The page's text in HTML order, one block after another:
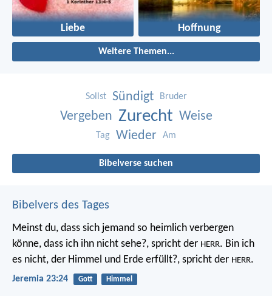
Liebe Hoffnung
Weitere Themen...
Sollst Sündigt Bruder
Vergeben Zurecht Weise
Tag Wieder Am
Bibelverse suchen
Bibelvers des Tages
Meinst du, dass sich jemand so heimlich verbergen
könne, dass ich ihn nicht sehe?, spricht der HERR. Bin ich
es nicht, der Himmel und Erde erfüllt?, spricht der HERR.
Jeremia 23:24 Gott Himmel